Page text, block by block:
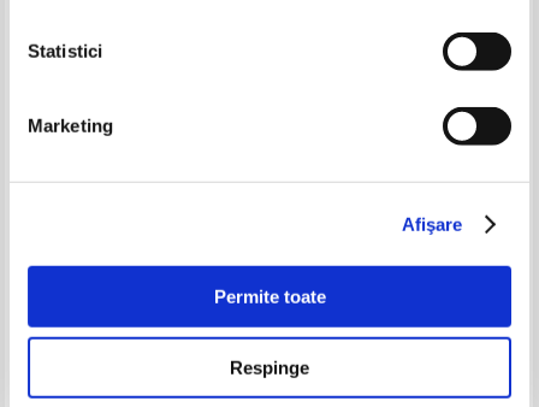
Statistici
Marketing
Afişare
Permite toate
Respinge
gust de Samburesti. Salate.
Adaugă în coș
Annabel Karmel - Retete
sanatoase pentru micii
Adaugă în coș